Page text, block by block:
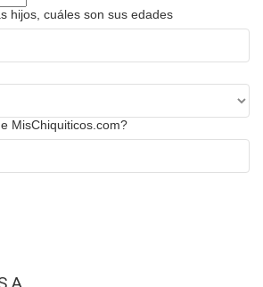
hijos, cuáles son sus edades
MisChiquiticos.com?